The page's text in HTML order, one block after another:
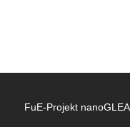
FuE-Projekt